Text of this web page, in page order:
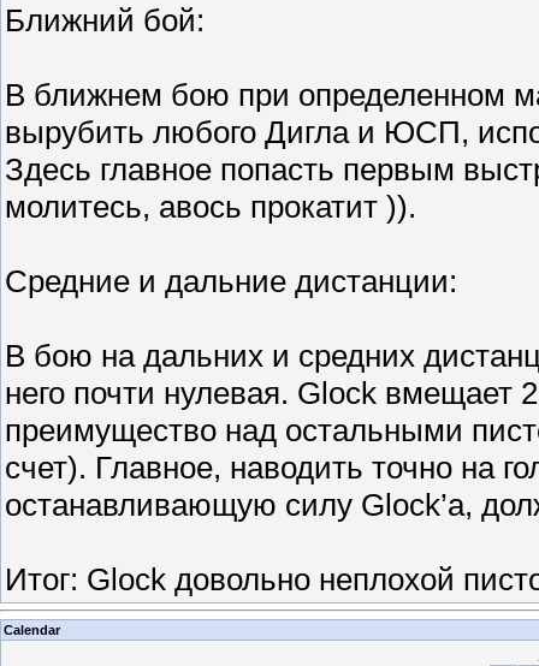
Ближний бой:
В ближнем бою при определенном
вырубить любого Дигла и ЮСП,
Здесь главное попасть первым
молитесь, авось прокатит )).
Средние и дальние дистанции:
В бою на дальних и средних
него почти нулевая. Glock вмещает
преимущество над остальными
счет). Главное, наводить точно на
останавливающую силу Glock’a,
Итог: Glock довольно неплохой
Calendar